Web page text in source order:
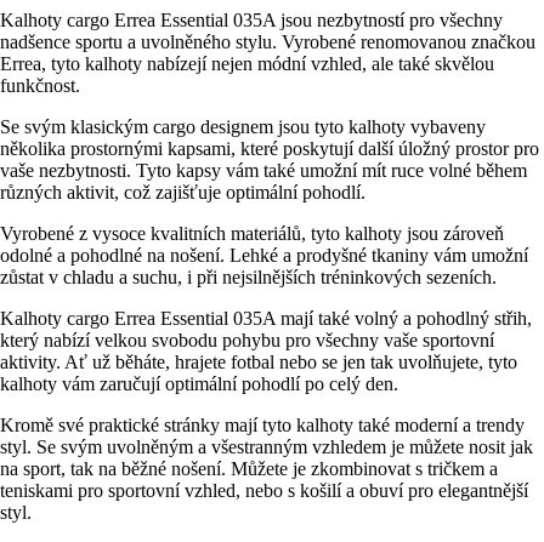
Kalhoty cargo Errea Essential 035A jsou nezbytností pro všechny
nadšence sportu a uvolněného stylu. Vyrobené renomovanou značkou
Errea, tyto kalhoty nabízejí nejen módní vzhled, ale také skvělou
funkčnost.
Se svým klasickým cargo designem jsou tyto kalhoty vybaveny
několika prostornými kapsami, které poskytují další úložný prostor pro
vaše nezbytnosti. Tyto kapsy vám také umožní mít ruce volné během
různých aktivit, což zajišťuje optimální pohodlí.
Vyrobené z vysoce kvalitních materiálů, tyto kalhoty jsou zároveň
odolné a pohodlné na nošení. Lehké a prodyšné tkaniny vám umožní
zůstat v chladu a suchu, i při nejsilnějších tréninkových sezeních.
Kalhoty cargo Errea Essential 035A mají také volný a pohodlný střih,
který nabízí velkou svobodu pohybu pro všechny vaše sportovní
aktivity. Ať už běháte, hrajete fotbal nebo se jen tak uvolňujete, tyto
kalhoty vám zaručují optimální pohodlí po celý den.
Kromě své praktické stránky mají tyto kalhoty také moderní a trendy
styl. Se svým uvolněným a všestranným vzhledem je můžete nosit jak
na sport, tak na běžné nošení. Můžete je zkombinovat s tričkem a
teniskami pro sportovní vzhled, nebo s košilí a obuví pro elegantnější
styl.